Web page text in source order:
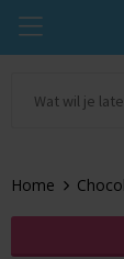
Alle Oranje
Dag
Sportlife
Home